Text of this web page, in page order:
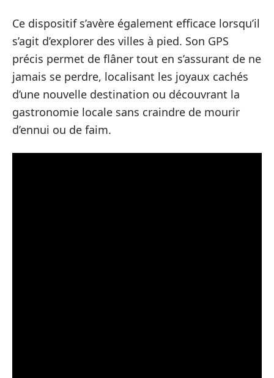
Ce dispositif s’avère également efficace lorsqu’il
s’agit d’explorer des villes à pied. Son GPS
précis permet de flâner tout en s’assurant de ne
jamais se perdre, localisant les joyaux cachés
d’une nouvelle destination ou découvrant la
gastronomie locale sans craindre de mourir
d’ennui ou de faim.